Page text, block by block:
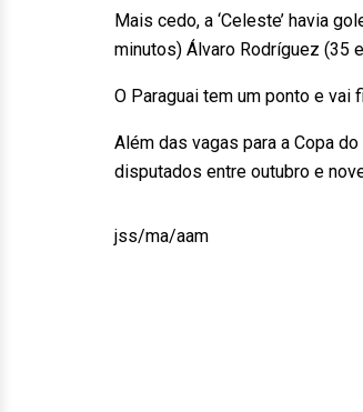
Mais cedo, a ‘Celeste’ havia
minutos) Álvaro Rodríguez (35
O Paraguai tem um ponto e vai
Além das vagas para a Copa
disputados entre outubro e
jss/ma/aam